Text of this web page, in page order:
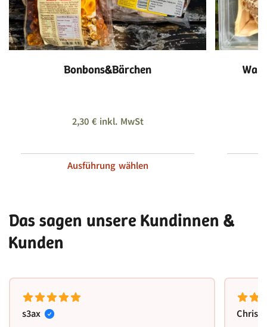
Bonbons&Bärchen
2,30 €inkl. MwSt
Ausführung wählen
Das sagen unsere Kundinnen &
Kunden
s3ax